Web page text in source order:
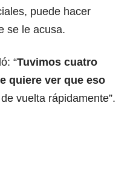
puede hacer
se le acusa.
“Tuvimos cuatro
quiere ver que eso
vuelta rápidamente”.